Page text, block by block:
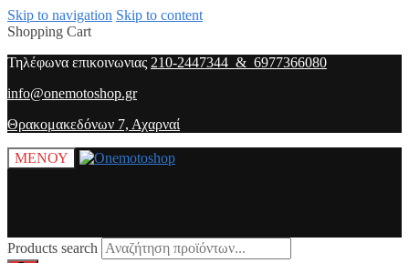
Skip to navigation Skip to content
Shopping Cart
Τηλέφωνα επικοινωνιας 210-2447344 & 6977366080
info@onemotoshop.gr
Θρακομακεδόνων 7, Αχαρναί
ΜΕΝΟΥ
Products search